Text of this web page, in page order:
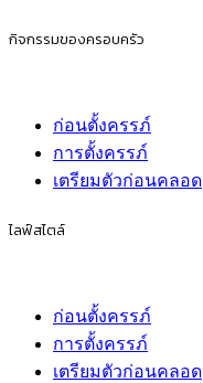
กิจกรรมของครอบครัว
ก่อนตั้งครรภ์
การตั้งครรภ์
เตรียมตัวก่อนคลอด
ไลฟ์สไตล์
ก่อนตั้งครรภ์
การตั้งครรภ์
เตรียมตัวก่อนคลอด